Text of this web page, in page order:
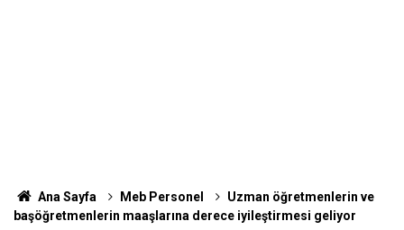
Ana Sayfa Meb Personel
Uzman öğretmenlerin ve
başöğretmenlerin maaşlarına derece iyileştirmesi geliyor